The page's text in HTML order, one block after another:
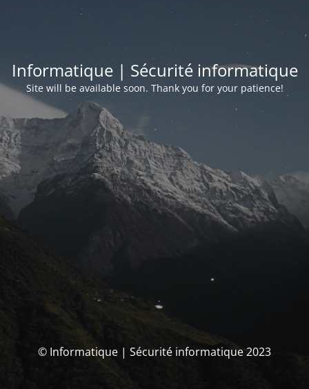
Informatique | Sécurité informatique
Site will be available soon. Thank you for your patience!
© Informatique | Sécurité informatique 2023